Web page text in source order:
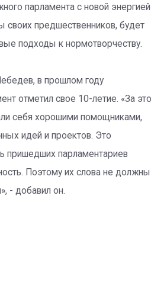
парламента с новой энергией
своих предшественников, будет
подходы к нормотворчеству.
в прошлом году
отметил свое 10-летие. «За это
себя хорошими помощниками,
идей и проектов. Это
пришедших парламентариев
Поэтому их слова не должны
- добавил он.